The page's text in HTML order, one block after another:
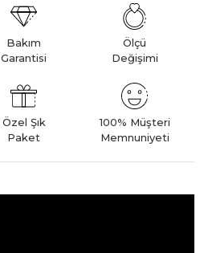
Bakım
Garantisi
Ölçü
Değişimi
Özel Şık
Paket
100% Müşteri
Memnuniyeti